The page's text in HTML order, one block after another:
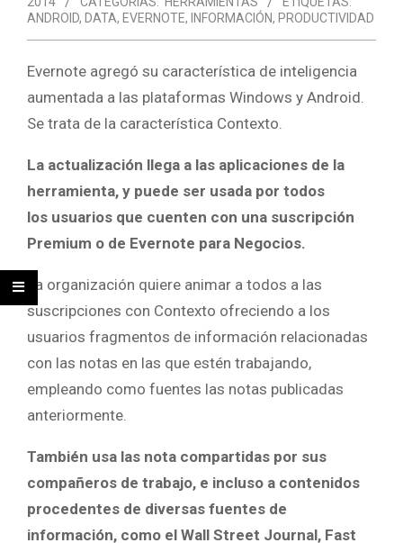
ANDROID, DATA, EVERNOTE, INFORMACIÓN, PRODUCTIVIDAD
Evernote agregó su característica de inteligencia
aumentada a las plataformas Windows y Android.
Se trata de la característica Contexto.
La actualización llega a las aplicaciones de la
herramienta, y puede ser usada por todos
los usuarios que cuenten con una suscripción
Premium o de Evernote para Negocios.
La organización quiere animar a todos a las
suscripciones con Contexto ofreciendo a los
usuarios fragmentos de información relacionadas
con las notas en las que estén trabajando,
empleando como fuentes las notas publicadas
anteriormente.
También usa las nota compartidas por sus
compañeros de trabajo, e incluso a contenidos
procedentes de diversas fuentes de
información, como el Wall Street Journal, Fast